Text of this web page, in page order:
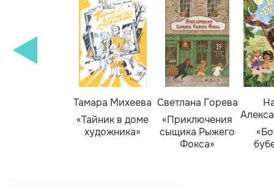
Тамара Михеева
«Тайник в доме
художника»
Светлана Горева
«Приключения
сыщика Рыжего
Фокса»